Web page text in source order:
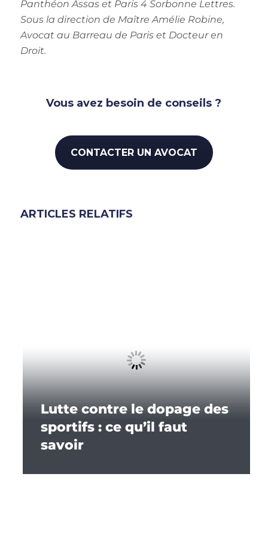
Panthéon Assas et Paris 4 Sorbonne Lettres.
Sous la direction de Maître Amélie Robine,
Avocat au Barreau de Paris et Docteur en
Droit.
Vous avez besoin de conseils ?
CONTACTER UN AVOCAT
ARTICLES RELATIFS
Lutte contre le dopage des
sportifs : ce qu’il faut
savoir